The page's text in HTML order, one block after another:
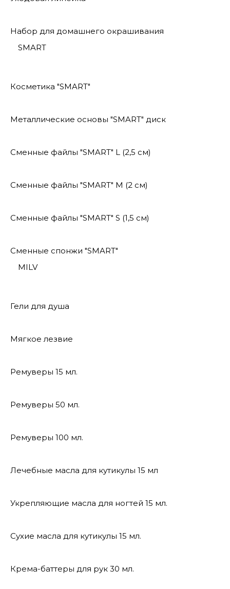
Набор для домашнего окрашивания
SMART
Косметика "SMART"
Металлические основы "SMART" диск
Сменные файлы "SMART" L (2,5 см)
Сменные файлы "SMART" M (2 см)
Сменные файлы "SMART" S (1,5 см)
Сменные спонжи "SMART"
MILV
Гели для душа
Мягкое лезвие
Ремуверы 15 мл.
Ремуверы 50 мл.
Ремуверы 100 мл.
Лечебные масла для кутикулы 15 мл
Укрепляющие масла для ногтей 15 мл.
Сухие масла для кутикулы 15 мл.
Крема-баттеры для рук 30 мл.